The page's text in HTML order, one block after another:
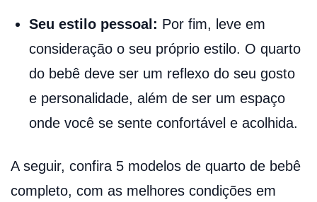
Seu estilo pessoal: Por fim, leve em
consideração o seu próprio estilo. O quarto
do bebê deve ser um reflexo do seu gosto
e personalidade, além de ser um espaço
onde você se sente confortável e acolhida.
A seguir, confira 5 modelos de quarto de bebê
completo, com as melhores condições em